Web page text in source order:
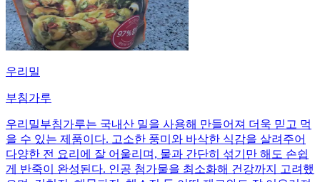
우리밀
부침가루
우리밀부침가루는 국내산 밀을 사용해 만들어져 더욱 믿고 먹
을 수 있는 제품이다. 고소한 풍미와 바삭한 식감을 살려주어
다양한 전 요리에 잘 어울리며, 물과 간단히 섞기만 해도 손쉽
게 반죽이 완성된다. 인공 첨가물을 최소화해 건강까지 고려했